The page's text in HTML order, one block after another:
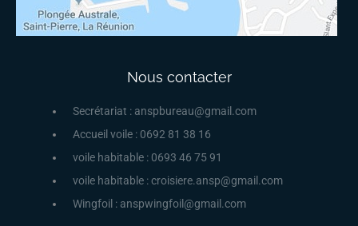
Nous contacter
Secrétariat : anspbureau@gmail.com
Accueil voile : 0692 81 38 16
voile habitable : 0693 46 75 91
voile habitable : croisiere.ansp@gmail.com
Wingfoil : anspwingfoil@gmail.com